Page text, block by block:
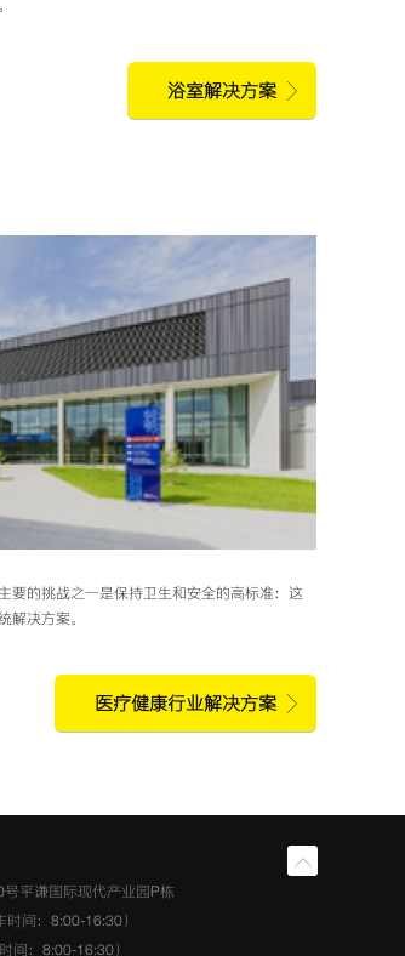
浴室解决方案
要的挑战之一是保持卫生和安全的高标准：这
解决方案。
医疗健康行业解决方案
平谦国际现代产业园P栋
间：8:00-16:30）
间：8:00-16:30）